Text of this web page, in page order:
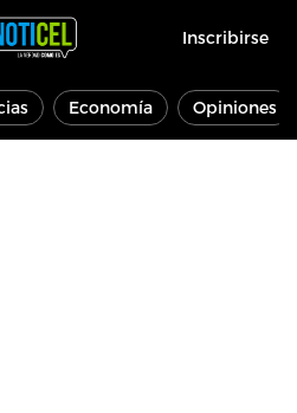
Inscribirse
Economía Opiniones